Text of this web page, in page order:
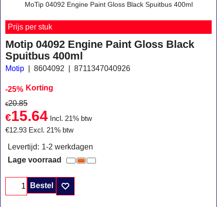
MoTip 04092 Engine Paint Gloss Black Spuitbus 400ml
Prijs per stuk
Motip 04092 Engine Paint Gloss Black
Spuitbus 400ml
Motip 8604092 8711347040926
-25% Korting
€20.85
€15.64 Incl. 21% btw
€12.93 Excl. 21% btw
Levertijd: 1-2 werkdagen
Lage voorraad
Bestel